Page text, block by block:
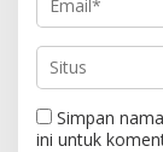
Simpan
ini untuk